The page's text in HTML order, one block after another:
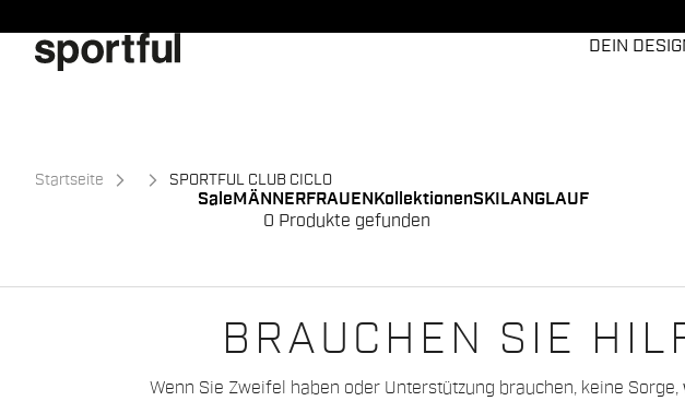
Inhalt
springen
Navigation
springen
Sale MÄNNERFRAUEN KollektionenSKILANGLAUF
DEIN
Startseite SPORTFUL CLUB CICLO
0 Produkte gefunden
BRAUCHEN SIE
Wenn Sie Zweifel haben oder Unterstützung brauchen, keine Sorge,